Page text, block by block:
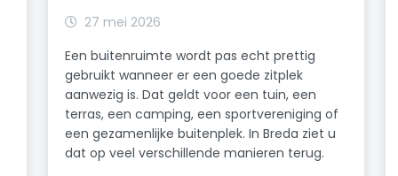
27 mei 2026
Een buitenruimte wordt pas echt prettig
gebruikt wanneer er een goede zitplek
aanwezig is. Dat geldt voor een tuin, een
terras, een camping, een sportvereniging of
een gezamenlijke buitenplek. In Breda ziet u
dat op veel verschillende manieren terug.